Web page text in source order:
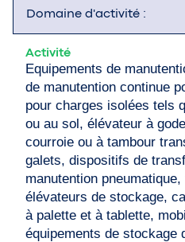
Domaine d'activité :
Activité
Equipements de
de manutention continue
pour charges isolées tels
ou au sol, élévateur à
courroie ou à tambour
galets, dispositifs de
manutention
élévateurs de stockage,
à palette et à tablette,
équipements de stockage